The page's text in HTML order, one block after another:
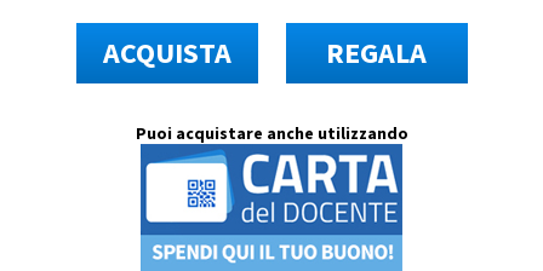
ACQUISTA REGALA
Puoi acquistare anche utilizzando